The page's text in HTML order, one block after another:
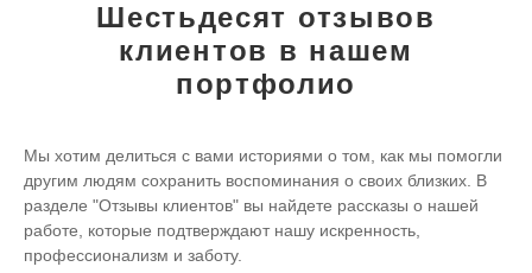
Шестьдесят отзывов
клиентов в нашем
портфолио
Мы хотим делиться с вами историями о том, как мы помогли
другим людям сохранить воспоминания о своих близких. В
разделе "Отзывы клиентов" вы найдете рассказы о нашей
работе, которые подтверждают нашу искренность,
профессионализм и заботу.